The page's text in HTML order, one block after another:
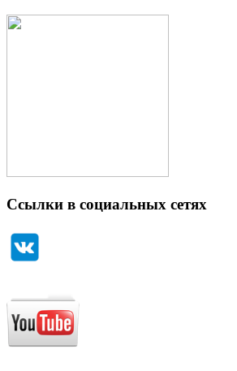
Ссылки в социальных сетях